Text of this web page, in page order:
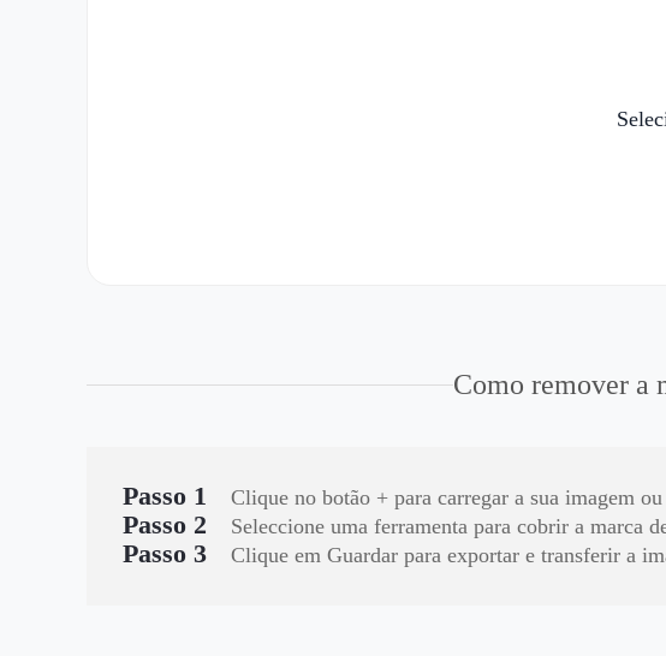
Como remover a
Passo 1 Clique no botão + para carregar a sua imagem
Passo 2 Seleccione uma ferramenta para cobrir a marca
Passo 3 Clique em Guardar para exportar e transferir a